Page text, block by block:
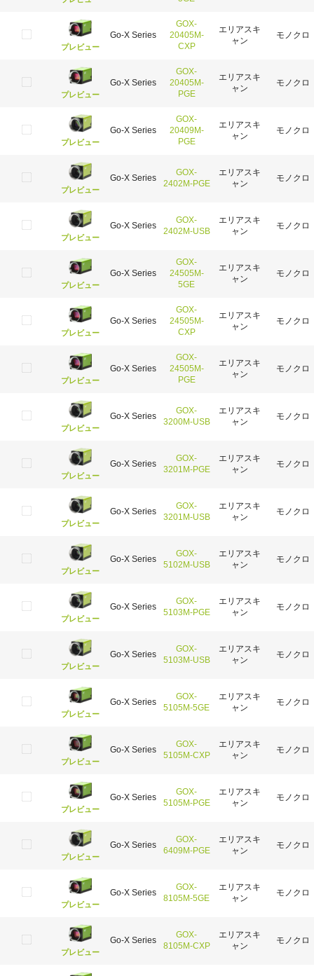
プレビュー
Go-X Series
GOX-
20405M-
CXP
エリアスキ
ャン
モノクロ
プレビュー
Go-X Series
GOX-
20405M-
PGE
エリアスキ
ャン
モノクロ
プレビュー
Go-X Series
GOX-
20409M-
PGE
エリアスキ
ャン
モノクロ
プレビュー
Go-X Series
GOX-
2402M-PGE
エリアスキ
ャン
モノクロ
プレビュー
Go-X Series
GOX-
2402M-USB
エリアスキ
ャン
モノクロ
プレビュー
Go-X Series
GOX-
24505M-
5GE
エリアスキ
ャン
モノクロ
プレビュー
Go-X Series
GOX-
24505M-
CXP
エリアスキ
ャン
モノクロ
プレビュー
Go-X Series
GOX-
24505M-
PGE
エリアスキ
ャン
モノクロ
プレビュー
Go-X Series
GOX-
3200M-USB
エリアスキ
ャン
モノクロ
プレビュー
Go-X Series
GOX-
3201M-PGE
エリアスキ
ャン
モノクロ
プレビュー
Go-X Series
GOX-
3201M-USB
エリアスキ
ャン
モノクロ
プレビュー
Go-X Series
GOX-
5102M-USB
エリアスキ
ャン
モノクロ
プレビュー
Go-X Series
GOX-
5103M-PGE
エリアスキ
ャン
モノクロ
プレビュー
Go-X Series
GOX-
5103M-USB
エリアスキ
ャン
モノクロ
プレビュー
Go-X Series
GOX-
5105M-5GE
エリアスキ
ャン
モノクロ
プレビュー
Go-X Series
GOX-
5105M-CXP
エリアスキ
ャン
モノクロ
プレビュー
Go-X Series
GOX-
5105M-PGE
エリアスキ
ャン
モノクロ
プレビュー
Go-X Series
GOX-
6409M-PGE
エリアスキ
ャン
モノクロ
プレビュー
Go-X Series
GOX-
8105M-5GE
エリアスキ
ャン
モノクロ
プレビュー
Go-X Series
GOX-
8105M-CXP
エリアスキ
ャン
モノクロ